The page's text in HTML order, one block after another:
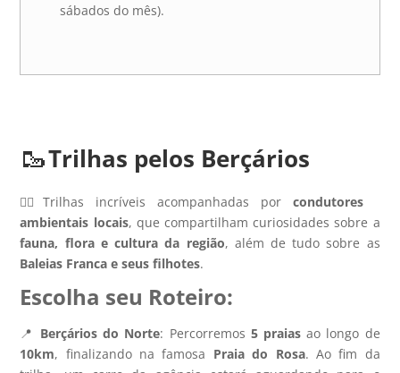
sábados do mês).
🥾Trilhas pelos Berçários
🚶‍♂️Trilhas incríveis acompanhadas porcondutores
ambientais locais, que compartilham curiosidades sobre a
fauna, flora e cultura da região, além de tudo sobre as
Baleias Franca e seus filhotes.
Escolha seu Roteiro:
📍 Berçários do Norte: Percorremos 5 praiasao longo de
10km, finalizando na famosa Praia do Rosa. Ao fim da